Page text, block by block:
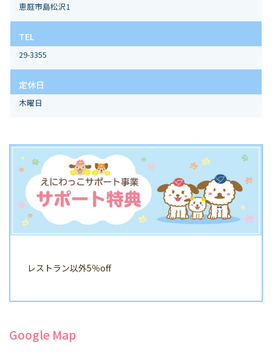
恵庭市島松沢1
TEL
29-3355
定休日
木曜日
レストラン以外5％off
Google Map